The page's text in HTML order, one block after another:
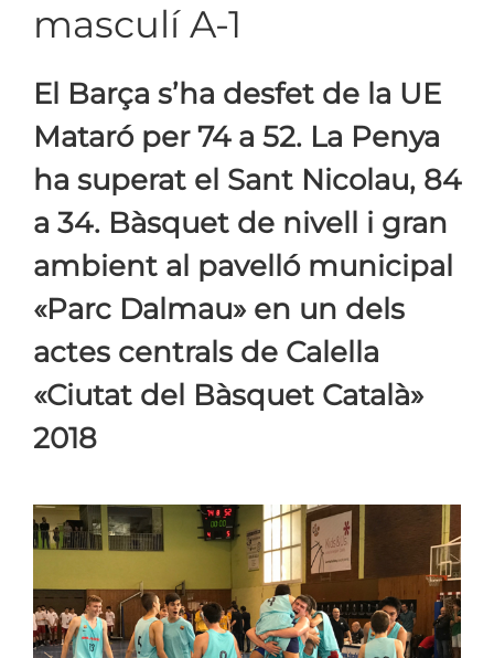
masculí A-1
El Barça s’ha desfet de la UE
Mataró per 74 a 52. La Penya
ha superat el Sant Nicolau, 84
a 34. Bàsquet de nivell i gran
ambient al pavelló municipal
«Parc Dalmau» en un dels
actes centrals de Calella
«Ciutat del Bàsquet Català»
2018